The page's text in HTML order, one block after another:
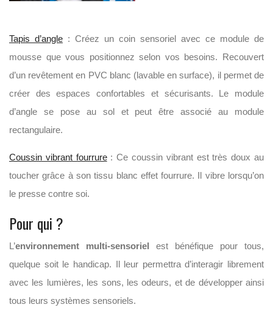
Tapis d’angle : Créez un coin sensoriel avec ce module de
mousse que vous positionnez selon vos besoins. Recouvert
d’un revêtement en PVC blanc (lavable en surface), il permet de
créer des espaces confortables et sécurisants. Le module
d’angle se pose au sol et peut être associé au module
rectangulaire.
Coussin vibrant fourrure: Ce coussin vibrant est très doux au
toucher grâce à son tissu blanc effet fourrure. Il vibre lorsqu’on
le presse contre soi.
Pour qui ?
L’environnement multi-sensoriel est bénéfique pour tous,
quelque soit le handicap. Il leur permettra d’interagir librement
avec les lumières, les sons, les odeurs, et de développer ainsi
tous leurs systèmes sensoriels.